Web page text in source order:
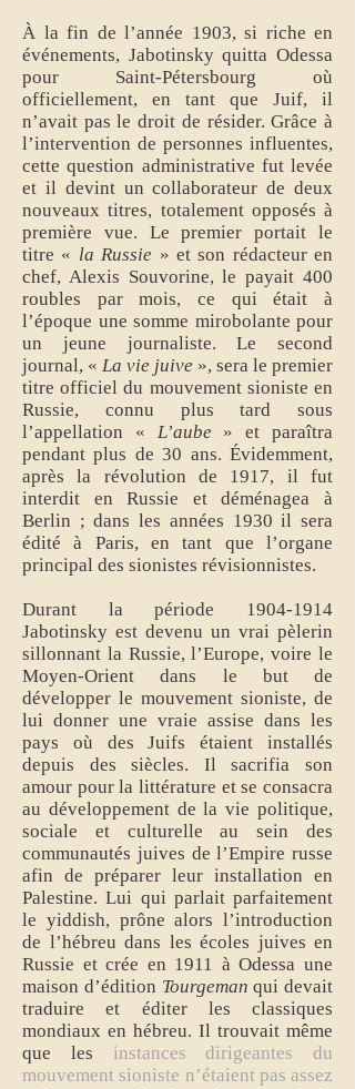
À la fin de l’année 1903, si riche en
événements, Jabotinsky quitta Odessa
pour Saint-Pétersbourg où
officiellement, en tant que Juif, il
n’avait pas le droit de résider. Grâce à
l’intervention de personnes influentes,
cette question administrative fut levée
et il devint un collaborateur de deux
nouveaux titres, totalement opposés à
première vue. Le premier portait le
titre « la Russie » et son rédacteur en
chef, Alexis Souvorine, le payait 400
roubles par mois, ce qui était à
l’époque une somme mirobolante pour
un jeune journaliste. Le second
journal, « La vie juive », sera le premier
titre officiel du mouvement sioniste en
Russie, connu plus tard sous
l’appellation « L’aube » et paraîtra
pendant plus de 30 ans. Évidemment,
après la révolution de 1917, il fut
interdit en Russie et déménagea à
Berlin ; dans les années 1930 il sera
édité à Paris, en tant que l’organe
principal des sionistes révisionnistes.
Durant la période 1904-1914
Jabotinsky est devenu un vrai pèlerin
sillonnant la Russie, l’Europe, voire le
Moyen-Orient dans le but de
développer le mouvement sioniste, de
lui donner une vraie assise dans les
pays où des Juifs étaient installés
depuis des siècles. Il sacrifia son
amour pour la littérature et se consacra
au développement de la vie politique,
sociale et culturelle au sein des
communautés juives de l’Empire russe
afin de préparer leur installation en
Palestine. Lui qui parlait parfaitement
le yiddish, prône alors l’introduction
de l’hébreu dans les écoles juives en
Russie et crée en 1911 à Odessa une
maison d’édition Tourgeman qui devait
traduire et éditer les classiques
mondiaux en hébreu. Il trouvait même
que les instances dirigeantes du
mouvement sioniste n’étaient pas assez